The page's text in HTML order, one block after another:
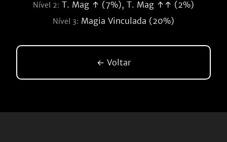
Nível 2: T. Mag ↑ (7%), T. Mag ↑↑ (2%)
Nível 3: Magia Vinculada (20%)
← Voltar